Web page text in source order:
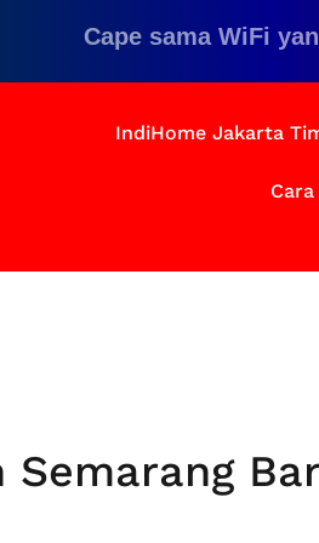
Cape sama WiFi yang
IndiHome Jakarta
Semarang